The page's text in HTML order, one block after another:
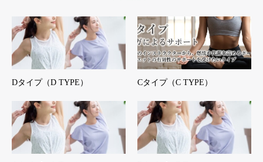
Dタイプ（D TYPE） Cタイプ（C TYPE）